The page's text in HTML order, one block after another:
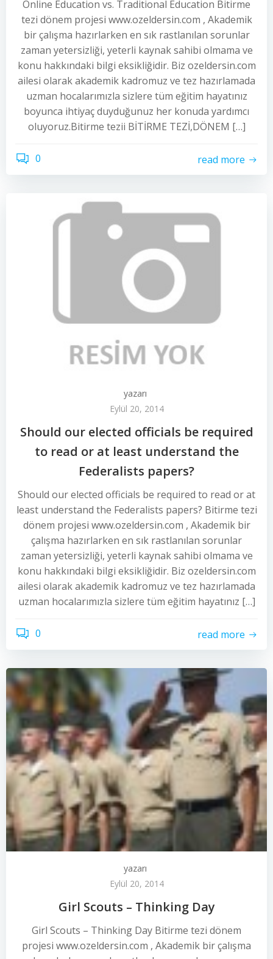
Online Education vs. Traditional Education Bitirme
tezi dönem projesi www.ozeldersin.com , Akademik
bir çalışma hazırlarken en sık rastlanılan sorunlar
zaman yetersizliği, yeterli kaynak sahibi olmama ve
konu hakkındaki bilgi eksikliğidir. Biz ozeldersin.com
ailesi olarak akademik kadromuz ve tez hazırlamada
uzman hocalarımızla sizlere tüm eğitim hayatınız
boyunca ihtiyaç duyduğunuz her konuda yardımcı
oluyoruz.Bitirme tezii BİTİRME TEZİ,DÖNEM […]
0 read more
yazarı
Eylül 20, 2014
Should our elected officials be required
to read or at least understand the
Federalists papers?
Should our elected officials be required to read or at
least understand the Federalists papers? Bitirme tezi
dönem projesi www.ozeldersin.com , Akademik bir
çalışma hazırlarken en sık rastlanılan sorunlar
zaman yetersizliği, yeterli kaynak sahibi olmama ve
konu hakkındaki bilgi eksikliğidir. Biz ozeldersin.com
ailesi olarak akademik kadromuz ve tez hazırlamada
uzman hocalarımızla sizlere tüm eğitim hayatınız […]
0 read more
yazarı
Eylül 20, 2014
Girl Scouts – Thinking Day
Girl Scouts – Thinking Day Bitirme tezi dönem
projesi www.ozeldersin.com , Akademik bir çalışma